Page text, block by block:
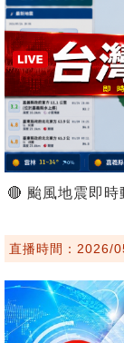
🔴 颱風地震即時
直播時間：2026/